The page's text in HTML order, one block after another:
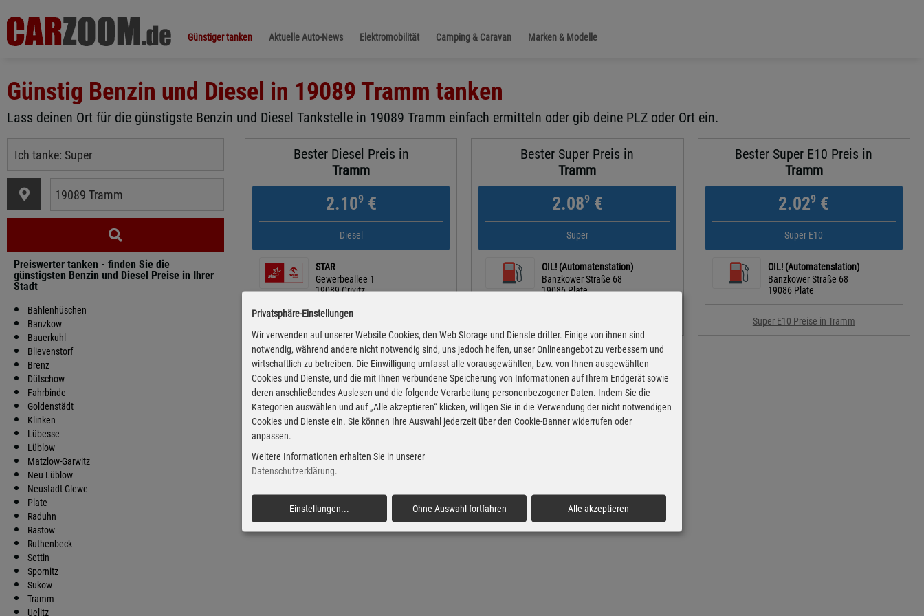
Günstiger tanken Aktuelle Auto-News Elektromobilität Camping & Caravan Marken & Modelle
Günstig Benzin und Diesel in 19089 Tramm tanken
Lass deinen Ort für die günstigste Benzin und Diesel Tankstelle in 19089 Tramm einfach ermitteln oder gib deine PLZ oder Ort ein.
Preiswerter tanken - finden Sie die
günstigsten Benzin und Diesel Preise in Ihrer
Stadt
Bahlenhüschen
Banzkow
Bauerkuhl
Blievenstorf
Brenz
Dütschow
Fahrbinde
Goldenstädt
Klinken
Lübesse
Lüblow
Matzlow-Garwitz
Neu Lüblow
Neustadt-Glewe
Plate
Raduhn
Rastow
Ruthenbeck
Settin
Spornitz
Sukow
Tramm
Uelitz
Bester Diesel Preis in
Tramm
2.109€
Diesel
STAR
Gewerbeallee 1
19089 Crivitz
Diesel Preise in Tramm
Bester Super Preis in
Tramm
2.089€
Super
OIL! (Automatenstation)
Banzkower Straße 68
19086 Plate
Bester Super E10 Preis in
Tramm
2.029 €
Super E10
OIL! (Automatenstation)
Banzkower Straße 68
19086 Plate
Super E10 Preise in Tramm
Privatsphäre-Einstellungen
Wir verwenden auf unserer Website Cookies, den Web Storage und Dienste dritter. Einige von ihnen sind
notwendig, während andere nicht notwendig sind, uns jedoch helfen, unser Onlineangebot zu verbessern und
wirtschaftlich zu betreiben. Die Einwilligung umfasst alle vorausgewählten, bzw. von Ihnen ausgewählten
Cookies und Dienste, und die mit Ihnen verbundene Speicherung von Informationen auf Ihrem Endgerät sowie
deren anschließendes Auslesen und die folgende Verarbeitung personenbezogener Daten. Indem Sie die
Kategorien auswählen und auf „Alle akzeptieren“ klicken, willigen Sie in die Verwendung der nicht notwendigen
Cookies und Dienste ein. Sie können Ihre Auswahl jederzeit über den Cookie-Banner widerrufen oder
anpassen.
Weitere Informationen erhalten Sie in unserer
Datenschutzerklärung.
Einstellungen... Ohne Auswahl fortfahren Alle akzeptieren